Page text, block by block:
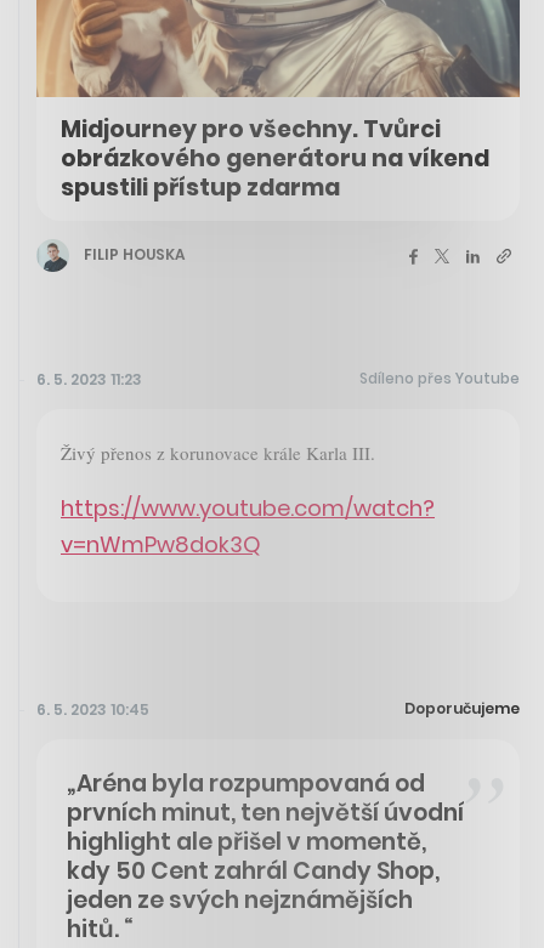
Midjourney pro všechny. Tvůrci
obrázkového generátoru na víkend
spustili přístup zdarma
FILIP HOUSKA
6. 5. 2023 11:23 Sdíleno přes Youtube
Živý přenos z korunovace krále Karla III.
https://www.youtube.com/watch?
v=nWmPw8dok3Q
6. 5. 2023 10:45 Doporučujeme
„Aréna byla rozpumpovaná od
prvních minut, ten největší úvodní
highlight ale přišel v momentě,
kdy 50 Cent zahrál Candy Shop,
jeden ze svých nejznámějších
hitů. “